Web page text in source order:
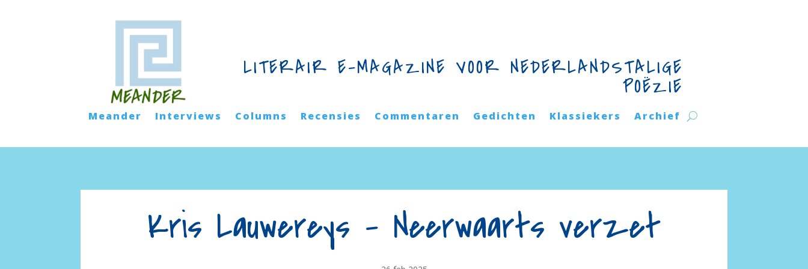
LITERAIR E-MAGAZINE VOOR NEDERLANDSTALIGE
POËZIE
Meander Interviews Columns Recensies Commentaren Gedichten Klassiekers Archief
Kris Lauwereys – Neerwaarts verzet